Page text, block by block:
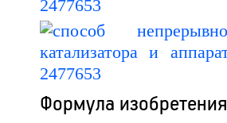
Формула изобретения